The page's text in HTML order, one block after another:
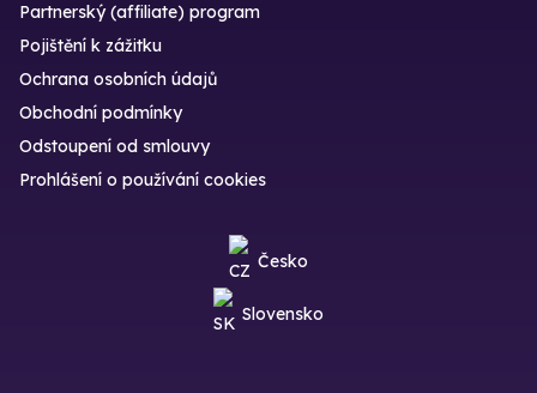
Partnerský (affiliate) program
Pojištění k zážitku
Ochrana osobních údajů
Obchodní podmínky
Odstoupení od smlouvy
Prohlášení o používání cookies
Česko
Slovensko